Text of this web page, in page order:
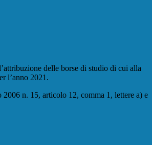
delle borse di studio di cui alla
l’anno 2021.
n. 15, articolo 12, comma 1, lettere a) e